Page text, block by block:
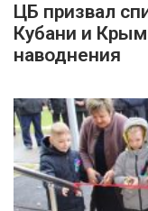
ЦБ призвал
Кубани и
наводнения